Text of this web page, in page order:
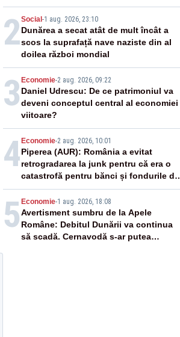
2Social -1 aug. 2026, 23:10
Dunărea a secat atât de mult încât a
scos la suprafață nave naziste din al
doilea război mondial
3 Economie-2 aug. 2026, 09:22
Daniel Udrescu: De ce patrimoniul va
deveni conceptul central al economiei
viitoare?
4 Economie-2 aug. 2026, 10:01
Piperea (AUR): România a evitat
retrogradarea la junk pentru că era o
catastrofă pentru bănci și fondurile de
pensii
5 Economie-1 aug. 2026, 18:08
Avertisment sumbru de la Apele
Române: Debitul Dunării va continua
să scadă. Cernavodă s-ar putea